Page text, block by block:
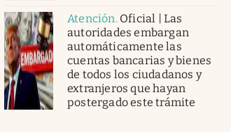
Atención. Oficial | Las
autoridades embargan
automáticamente las
cuentas bancarias y bienes
de todos los ciudadanos y
extranjeros que hayan
postergado este trámite